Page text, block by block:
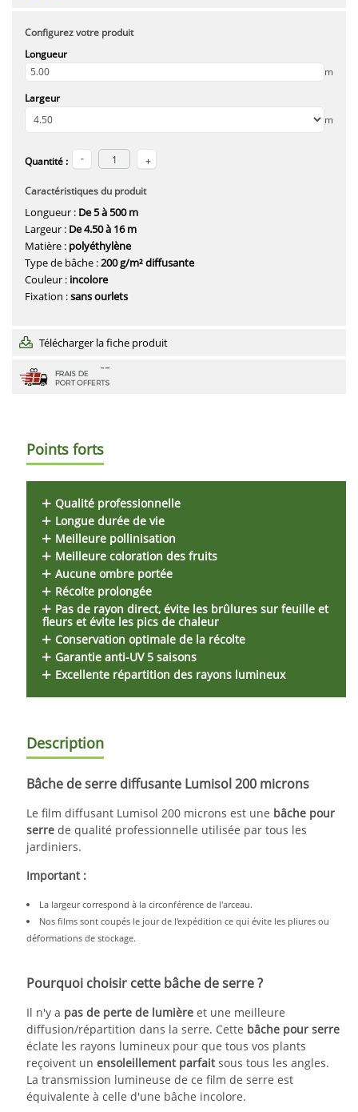
Configurez votre produit
Longueur
m
Largeur
m
Quantité :
Caractéristiques du produit
Longueur : De 5 à 500 m
Largeur : De 4.50 à 16 m
Matière : polyéthylène
Type de bâche :200 g/m² diffusante
Couleur : incolore
Fixation :sans ourlets
Télécharger la fiche produit
Points forts
Qualité professionnelle
Longue durée de vie
Meilleure pollinisation
Meilleure coloration des fruits
Aucune ombre portée
Récolte prolongée
Pas de rayon direct, évite les brûlures sur feuille et
fleurs et évite les pics de chaleur
Conservation optimale de la récolte
Garantie anti-UV 5 saisons
Excellente répartition des rayons lumineux
Description
Bâche de serre diffusante Lumisol 200 microns
Le film diffusant Lumisol 200 microns est une bâche pour
serre de qualité professionnelle utilisée par tous les
jardiniers.
Important :
La largeur correspond à la circonférence de l'arceau.
Nos films sont coupés le jour de l'expédition ce qui évite les pliures ou
déformations de stockage.
Pourquoi choisir cette bâche de serre ?
Il n'y a pas de perte de lumière et une meilleure
diffusion/répartition dans la serre. Cette bâche pour serre
éclate les rayons lumineux pour que tous vos plants
reçoivent un ensoleillement parfaitsous tous les angles.
La transmission lumineuse de ce film de serre est
équivalente à celle d'une bâche incolore.